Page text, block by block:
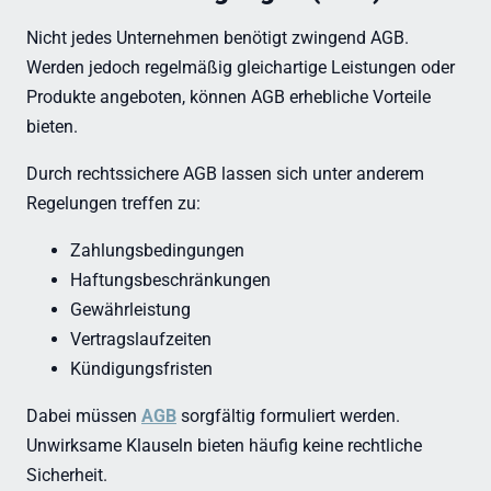
Nicht jedes Unternehmen benötigt zwingend AGB.
Werden jedoch regelmäßig gleichartige Leistungen oder
Produkte angeboten, können AGB erhebliche Vorteile
bieten.
Durch rechtssichere AGB lassen sich unter anderem
Regelungen treffen zu:
Zahlungsbedingungen
Haftungsbeschränkungen
Gewährleistung
Vertragslaufzeiten
Kündigungsfristen
Dabei müssen AGB sorgfältig formuliert werden.
Unwirksame Klauseln bieten häufig keine rechtliche
Sicherheit.